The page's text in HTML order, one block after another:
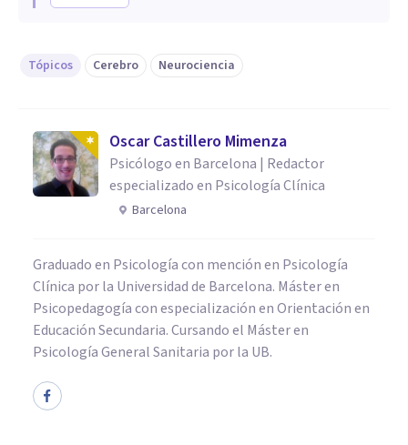
Tópicos Cerebro Neurociencia
Oscar Castillero Mimenza
Psicólogo en Barcelona | Redactor
especializado en Psicología Clínica
Barcelona
Graduado en Psicología con mención en Psicología
Clínica por la Universidad de Barcelona. Máster en
Psicopedagogía con especialización en Orientación en
Educación Secundaria. Cursando el Máster en
Psicología General Sanitaria por la UB.